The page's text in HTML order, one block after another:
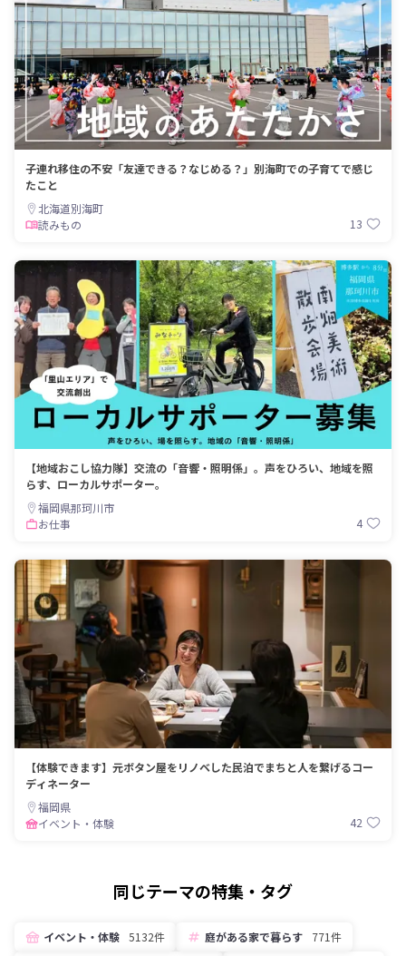
子連れ移住の不安「友達できる？なじめる？」別海町での子育てで感じ
たこと
北海道別海町
読みもの
13
【地域おこし協力隊】交流の「音響・照明係」。声をひろい、地域を照
らす、ローカルサポーター。
福岡県那珂川市
お仕事
4
【体験できます】元ボタン屋をリノベした民泊でまちと人を繋げるコー
ディネーター
福岡県
イベント・体験
42
同じテーマの特集・タグ
イベント・体験 5132件 庭がある家で暮らす
771件